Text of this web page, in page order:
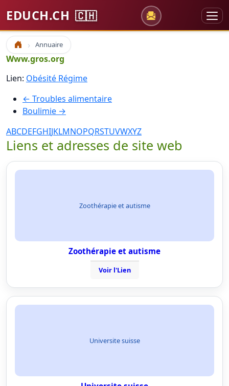
EDUCH.CH 🇨🇭
Accueil Annuaire
Www.gros.org
Lien: Obésité Régime
← Troubles alimentaire
Boulimie →
ABCDEFGHIJKLMNOPQRSTUVWXYZ
Liens et adresses de site web
Zoothérapie et autisme
Zoothérapie et autisme
Voir l'Lien
Universite suisse